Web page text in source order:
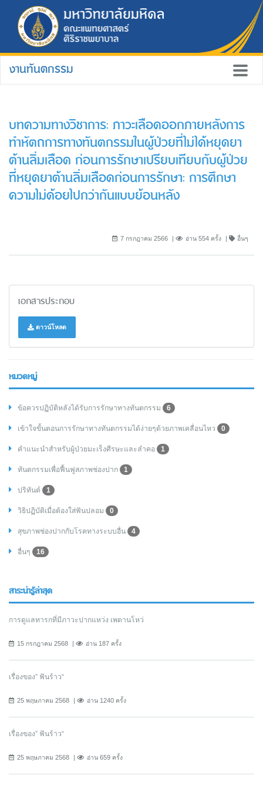
งานทันตกรรม
บทความทางวิชาการ: ภาวะเลือดออกภายหลังการ
ทําหัตถการทางทันตกรรมในผู้ป่วยท่ีไม่ได้หยุดยา
ต้านลิ่มเลือด ก่อนการรักษาเปรียบเทียบกับผู้ป่วย
ท่ีหยุดยาต้านลิ่มเลือดก่อนการรักษา: การศึกษา
ความไม่ด้อยไปกว่ากันแบบย้อนหลัง
7 กรกฎาคม 2566 อ่าน 554 ครั้ง อื่นๆ
เอกสารประกอบ
ดาวน์โหลด
หมวดหมู่
ข้อควรปฏิบัติหลังได้รับการรักษาทางทันตกรรม 6
เข้าใจขั้นตอนการรักษาทางทันตกรรมได้ง่ายๆด้วยภาพเคลื่อนไหว 0
คำแนะนำสำหรับผู้ป่วยมะเร็งศีรษะและลำคอ 1
ทันตกรรมเพื่อฟื้นฟูสภาพช่องปาก 1
ปริทันต์ 1
วิธิปฏิบัติเมื่อต้องใส่ฟันปลอม 0
สุขภาพช่องปากกับโรคทางระบบอื่น 4
อื่นๆ 16
สาระน่ารู้ล่าสุด
การดูแลทารกที่มีภาวะปากแหว่ง เพดานโหว่
15 กรกฎาคม 2568 อ่าน 187 ครั้ง
เรื่องของ” ฟันร้าว“
25 พฤษภาคม 2568 อ่าน 1240 ครั้ง
เรื่องของ” ฟันร้าว“
25 พฤษภาคม 2568 อ่าน 659 ครั้ง